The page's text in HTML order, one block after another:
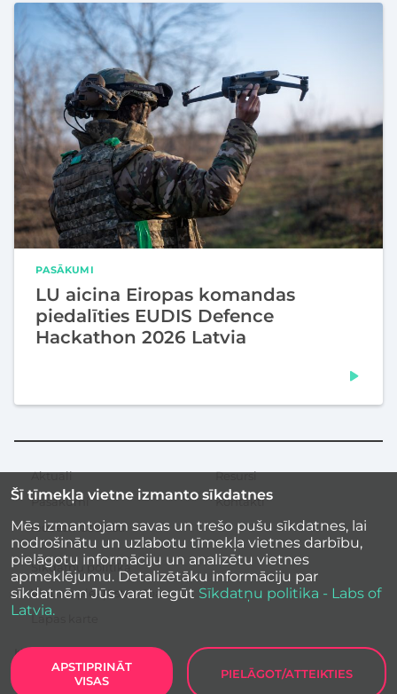
PASĀKUMI
LU aicina Eiropas komandas
piedalīties EUDIS Defence
Hackathon 2026 Latvia
Šī tīmekļa vietne izmanto sīkdatnes
Mēs izmantojam savas un trešo pušu sīkdatnes, lai
nodrošinātu un uzlabotu tīmekļa vietnes darbību,
pielāgotu informāciju un analizētu vietnes
apmeklējumu. Detalizētāku informāciju par
sīkdatnēm Jūs varat iegūt Sīkdatņu politika - Labs of
Latvia.
APSTIPRINĀT
VISAS
PIELĀGOT/ATTEIKTIES
Labs of Latvia2026
Sekundārā
izvēlne
Aktuāli
Pasākumi
Iedvesmas stāsti
Resursi
Kontakti
Sīkdatņu politika
Vietnes piekļūstamība
Lapas karte